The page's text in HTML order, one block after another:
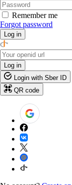
Remember me
Forgot password
Log in
Log in
Login with Sber ID
QR code